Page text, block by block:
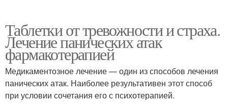
Таблетки от тревожности и страха.
Лечение панических атак
фармакотерапией
Медикаментозное лечение — один из способов лечения
панических атак. Наиболее результативен этот способ
при условии сочетания его с психотерапией.